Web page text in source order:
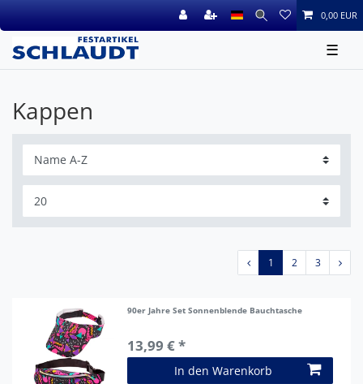
0,00 EUR
☰
Kappen
1 2 3
90er Jahre Set Sonnenblende Bauchtasche
13,99 € *
In den Warenkorb